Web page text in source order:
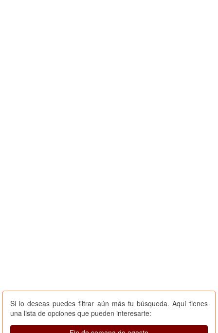
Si lo deseas puedes filtrar aún más tu búsqueda. Aquí tienes
una lista de opciones que pueden interesarte: